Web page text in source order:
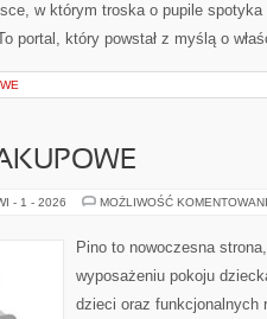
w którym troska o pupile
portal, który powstał z myślą o
- 1 - 2026 MOŻLIWOŚĆ
Pino to nowoczesna
wyposażeniu pokoju
dzieci oraz funkcjonalnych